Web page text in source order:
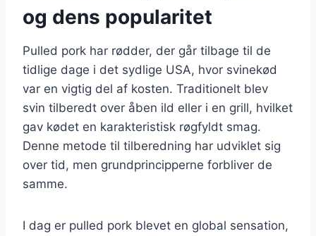
og dens popularitet
Pulled pork har rødder, der går tilbage til de
tidlige dage i det sydlige USA, hvor svinekød
var en vigtig del af kosten. Traditionelt blev
svin tilberedt over åben ild eller i en grill, hvilket
gav kødet en karakteristisk røgfyldt smag.
Denne metode til tilberedning har udviklet sig
over tid, men grundprincipperne forbliver de
samme.
I dag er pulled pork blevet en global sensation,